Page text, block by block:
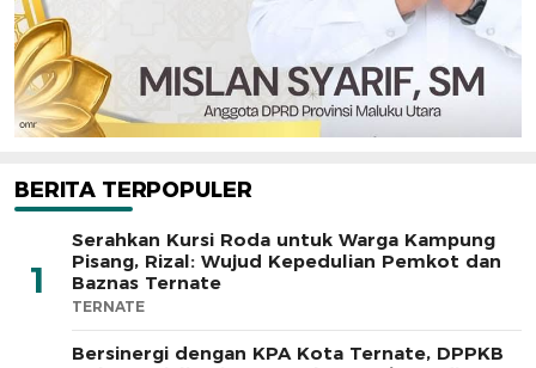
BERITA TERPOPULER
1
Serahkan Kursi Roda untuk Warga Kampung
Pisang, Rizal: Wujud Kepedulian Pemkot dan
Baznas Ternate
TERNATE
Bersinergi dengan KPA Kota Ternate, DPPKB